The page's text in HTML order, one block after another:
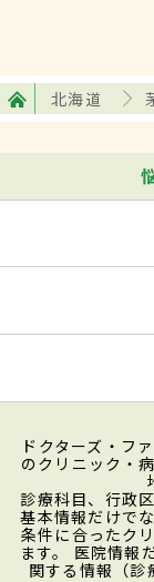
北海道
ドクターズ・フ
のクリニック・
診療科目、行政
基本情報だけで
条件に合ったク
ます。 医院情報
関する情報（診